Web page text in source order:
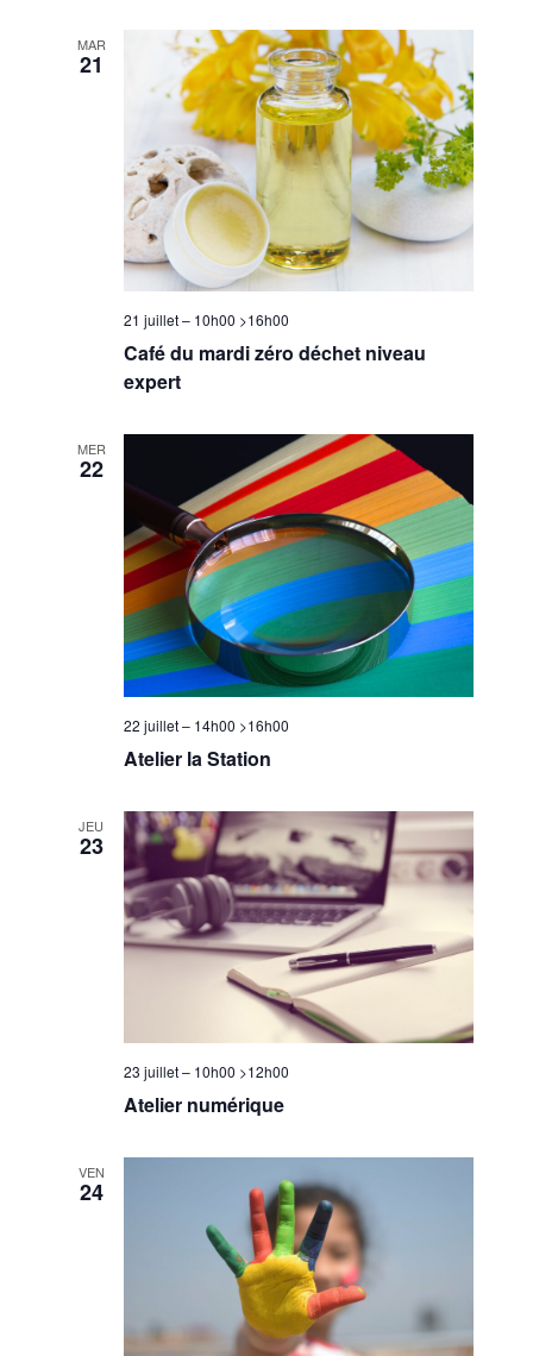
MAR
21
Café du mardi zéro déchet niveau
expert
21 juillet – 10h00 >16h00
MER
22
Atelier la Station
22 juillet – 14h00 >16h00
JEU
23
Atelier numérique
23 juillet – 10h00 >12h00
VEN
24